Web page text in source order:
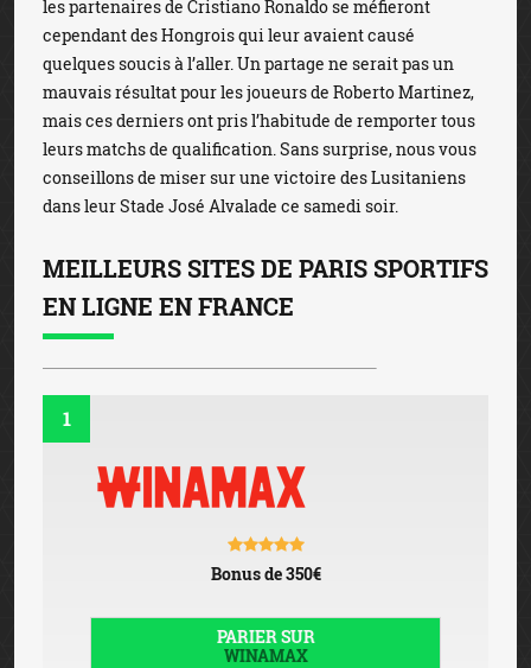
les partenaires de Cristiano Ronaldo se méfieront
cependant des Hongrois qui leur avaient causé
quelques soucis à l’aller. Un partage ne serait pas un
mauvais résultat pour les joueurs de Roberto Martinez,
mais ces derniers ont pris l’habitude de remporter tous
leurs matchs de qualification. Sans surprise, nous vous
conseillons de miser sur une victoire des Lusitaniens
dans leur Stade José Alvalade ce samedi soir.
MEILLEURS SITES DE PARIS SPORTIFS
EN LIGNE EN FRANCE
1
Bonus de 350€
PARIER SUR
WINAMAX